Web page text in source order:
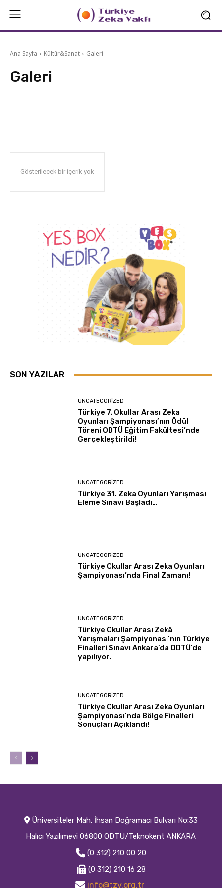
Ana Sayfa Kültür&Sanat Galeri
Galeri
Gösterilecek bir içerik yok
SON YAZILAR
UNCATEGORIZED
Türkiye 7. Okullar Arası Zeka
Oyunları Şampiyonası’nın Ödül
Töreni ODTÜ Eğitim Fakültesi’nde
Gerçekleştirildi!
UNCATEGORIZED
Türkiye 31. Zeka Oyunları Yarışması
Eleme Sınavı Başladı…
UNCATEGORIZED
Türkiye Okullar Arası Zeka Oyunları
Şampiyonası’nda Final Zamanı!
UNCATEGORIZED
Türkiye Okullar Arası Zekâ
Yarışmaları Şampiyonası’nın Türkiye
Finalleri Sınavı Ankara’da ODTÜ’de
yapılıyor.
UNCATEGORIZED
Türkiye Okullar Arası Zeka Oyunları
Şampiyonası’nda Bölge Finalleri
Sonuçları Açıklandı!
Üniversiteler Mah. İhsan Doğramacı Bulvarı No:33
Halıcı Yazılımevi 06800 ODTÜ/Teknokent ANKARA
(0 312) 210 00 20
(0 312) 210 16 28
info@tzv.org.tr